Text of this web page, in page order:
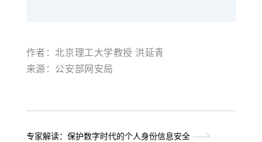
作者：北京理工大学教授 洪延青
来源：公安部网安局
专家解读：保护数字时代的个人身份信息安全